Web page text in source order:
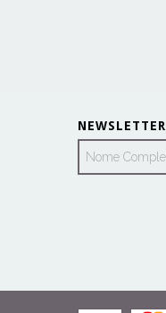
NEWSLETTER